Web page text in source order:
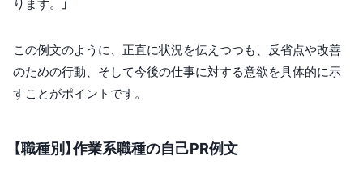
ります。」
この例文のように、正直に状況を伝えつつも、反省点や改善
のための行動、そして今後の仕事に対する意欲を具体的に示
すことがポイントです。
【職種別】作業系職種の自己PR例文